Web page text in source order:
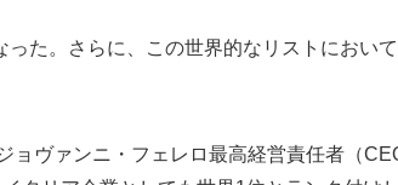
た。さらに、この世界的なリストにおい
ョヴァンニ・フェレロ最高経営責任者（